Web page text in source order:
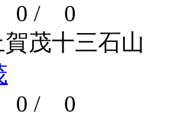
0 / 0
茂十三石山
0 / 0